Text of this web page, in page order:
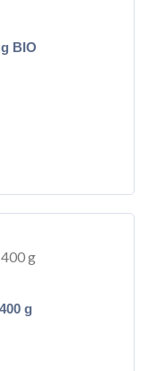
BIO
g